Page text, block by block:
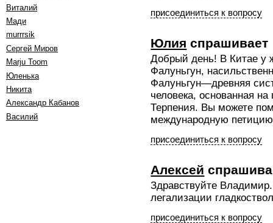
Виталий
Мади
murrrsik
Сергей Миров
Marju Toom
Юленька
Никита
Александр Кабанов
Василий
присоединиться к вопросу
Юлия спрашивает
Добрый день! В Китае у
Фалуньгун,
Фалуньгун—древняя
человека, основанная
Терпения. Вы можете
международную
присоединиться к вопросу
Алексей
Здравствуйте
легализации
присоединиться к вопросу